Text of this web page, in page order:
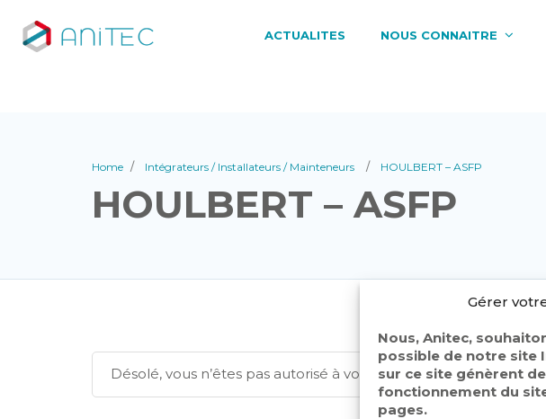
Gérer
Nous, Anitec,
possible de notre site
sur ce site génèrent
fonctionnement du
pages.
ACTUALITES NOUS CONNAITRE
Home Intégrateurs / Installateurs / Mainteneurs HOULBERT – ASFP
HOULBERT – ASFP
Désolé, vous n’êtes pas autorisé à voir ce contenu. Pour